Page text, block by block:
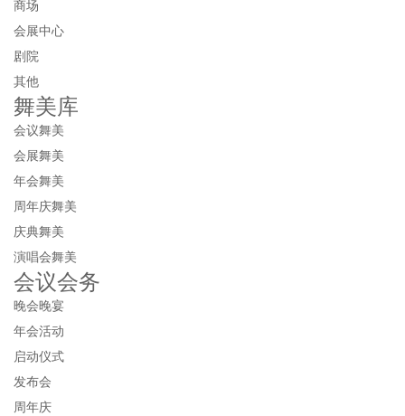
商场
会展中心
剧院
其他
舞美库
会议舞美
会展舞美
年会舞美
周年庆舞美
庆典舞美
演唱会舞美
会议会务
晚会晚宴
年会活动
启动仪式
发布会
周年庆